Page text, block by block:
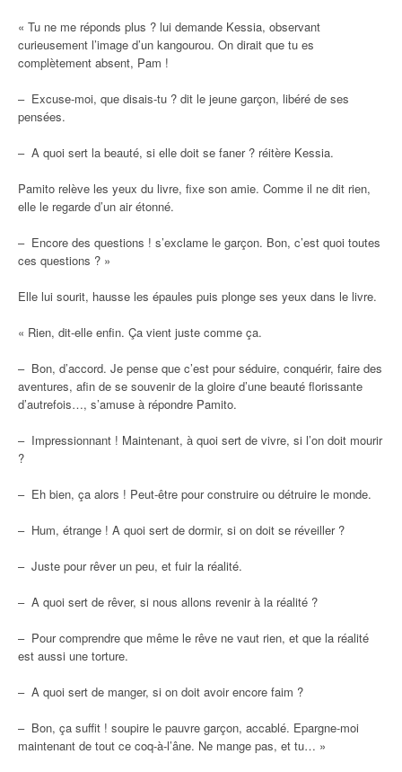
« Tu ne me réponds plus ? lui demande Kessia, observant
curieusement l’image d’un kangourou. On dirait que tu es
complètement absent, Pam !
– Excuse-moi, que disais-tu ? dit le jeune garçon, libéré de ses
pensées.
– A quoi sert la beauté, si elle doit se faner ? réitère Kessia.
Pamito relève les yeux du livre, fixe son amie. Comme il ne dit rien,
elle le regarde d’un air étonné.
– Encore des questions ! s’exclame le garçon. Bon, c’est quoi toutes
ces questions ? »
Elle lui sourit, hausse les épaules puis plonge ses yeux dans le livre.
« Rien, dit-elle enfin. Ça vient juste comme ça.
– Bon, d’accord. Je pense que c’est pour séduire, conquérir, faire des
aventures, afin de se souvenir de la gloire d’une beauté florissante
d’autrefois…, s’amuse à répondre Pamito.
– Impressionnant ! Maintenant, à quoi sert de vivre, si l’on doit mourir
?
– Eh bien, ça alors ! Peut-être pour construire ou détruire le monde.
– Hum, étrange ! A quoi sert de dormir, si on doit se réveiller ?
– Juste pour rêver un peu, et fuir la réalité.
– A quoi sert de rêver, si nous allons revenir à la réalité ?
– Pour comprendre que même le rêve ne vaut rien, et que la réalité
est aussi une torture.
– A quoi sert de manger, si on doit avoir encore faim ?
– Bon, ça suffit ! soupire le pauvre garçon, accablé. Epargne-moi
maintenant de tout ce coq-à-l’âne. Ne mange pas, et tu… »